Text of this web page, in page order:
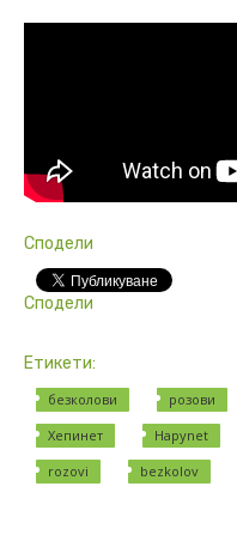
Сподели
Сподели
Етикети:
безколови розови
Хепинет
Hapynet
rozovi
bezkolov